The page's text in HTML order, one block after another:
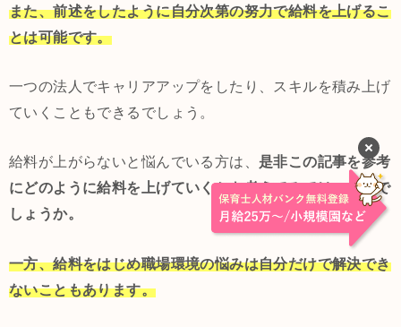
また、前述をしたように自分次第の努力で給料を上げるこ
とは可能です。
一つの法人でキャリアアップをしたり、スキルを積み上げ
ていくこともできるでしょう。
給料が上がらないと悩んでいる方は、 是非この記事を参考
にどのように給料を上げていくかを考えてみてはいかがで
しょうか。
一方、給料をはじめ職場環境の悩みは自分だけで解決でき
ないこともあります。